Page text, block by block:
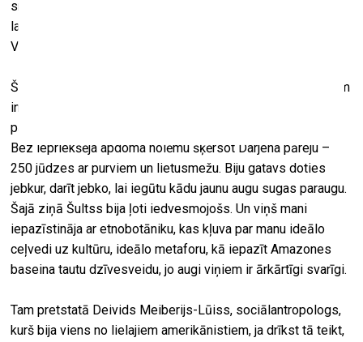
sniegs tādu pieredzi, kas, ja tev izdosies no turienes tikt
laukā dzīvam, padarīs tevi par gudrāku un zinošāku cilvēks.
Viņš visu padarīja iespējamu.
Šultsa iedvesmots, es vienmēr biju gatavs piekrist jebkuram
interesantam piedzīvojumam vai iespējai. Vēl būdams
pavisam jauns, es mēdzu darīt visādas neprātīgas lietas.
Bez iepriekšēja apdoma nolēmu šķērsot Darjena pāreju –
250 jūdzes ar purviem un lietusmežu. Biju gatavs doties
jebkur, darīt jebko, lai iegūtu kādu jaunu augu sugas paraugu.
Šajā ziņā Šultss bija ļoti iedvesmojošs. Un viņš mani
iepazīstināja ar etnobotāniku, kas kļuva par manu ideālo
ceļvedi uz kultūru, ideālo metaforu, kā iepazīt Amazones
baseina tautu dzīvesveidu, jo augi viņiem ir ārkārtīgi svarīgi.
Tam pretstatā Deivids Meiberijs-Lūiss, sociālantropologs,
kurš bija viens no lielajiem amerikānistiem, ja drīkst tā teikt,